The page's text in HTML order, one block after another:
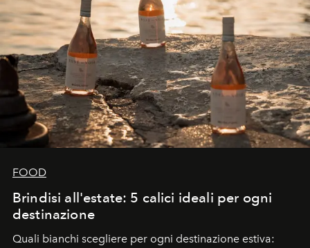
FOOD
Brindisi all'estate: 5 calici ideali per ogni
destinazione
Quali bianchi scegliere per ogni destinazione estiva: